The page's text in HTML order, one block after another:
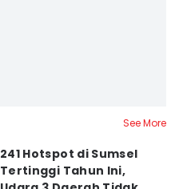
See More
241 Hotspot di Sumsel
Tertinggi Tahun Ini,